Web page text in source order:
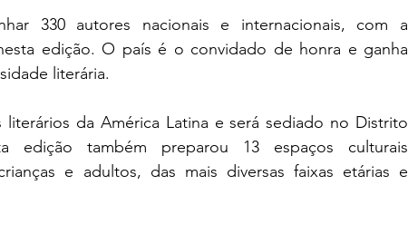
330 autores nacionais e internacionais, com a
edição. O país é o convidado de honra e ganha
literária.
literários da América Latina e será sediado no Distrito
edição também preparou 13 espaços culturais
e adultos, das mais diversas faixas etárias e